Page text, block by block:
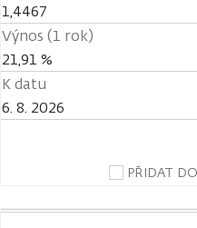
1,4467
Výnos (1 rok)
21,91 %
K datu
6. 8. 2026
PŘIDAT